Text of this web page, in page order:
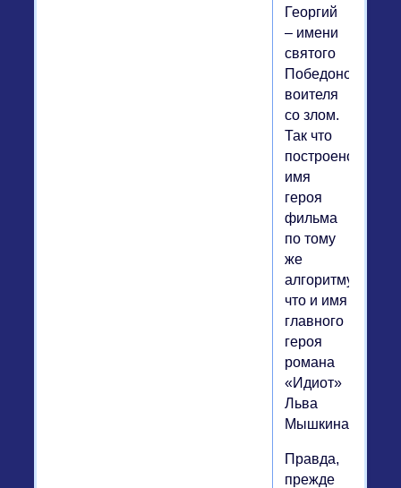
Георгий
– имени
святого
Победоносца,
воителя
со злом.
Так что
построено
имя
героя
фильма
по тому
же
алгоритму,
что и имя
главного
героя
романа
«Идиот»
Льва
Мышкина.
Правда,
прежде